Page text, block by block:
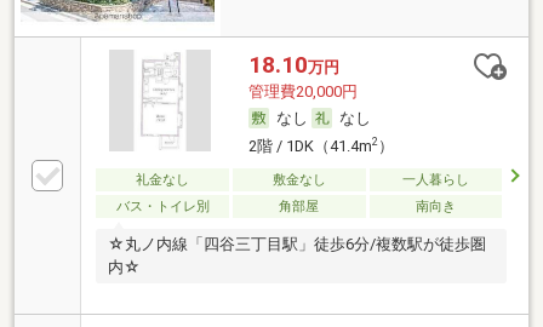
18.10万円
管理費20,000円
なし
なし
2階 / 1DK（41.4m2）
礼金なし 敷金なし
一人暮らし
バス・トイレ別
角部屋 南向き
☆丸ノ内線「四谷三丁目駅」徒歩6分/複数駅が徒歩圏
内☆